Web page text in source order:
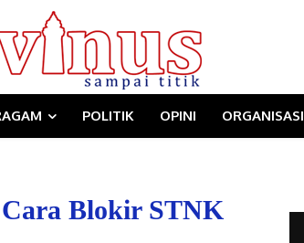
POLITIK OPINI ORGANISASI
Blokir STNK